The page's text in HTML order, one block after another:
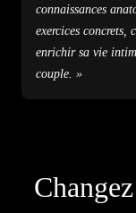
connaissances
exercices concrets,
enrichir sa vie
couple. »